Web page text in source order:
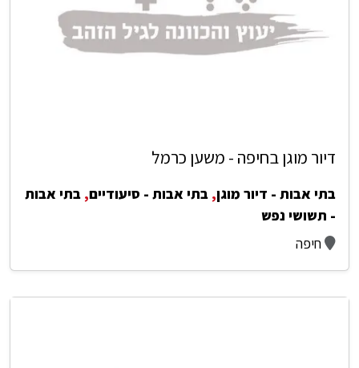
דיור מוגן בחיפה - משען כרמל
בתי אבות - דיור מוגן, בתי אבות - סיעודיים, בתי אבות
- תשושי נפש
חיפה